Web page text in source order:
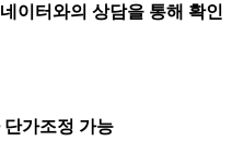
이터와의 상담을 통해 확인
가조정 가능